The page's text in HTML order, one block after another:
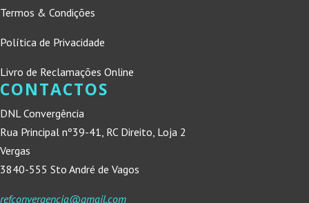
Termos & Condições
Política de Privacidade
Livro de Reclamações Online
CONTACTOS
DNL Convergência
Rua Principal nº39-41, RC Direito, Loja 2
Vergas
3840-555 Sto André de Vagos
refconvergencia@gmail.com